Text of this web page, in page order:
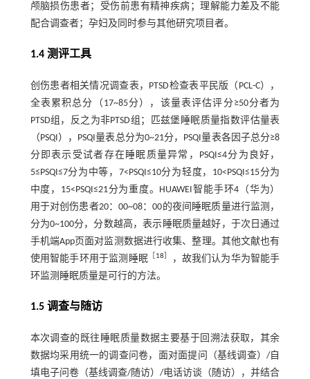
颅脑损伤患者；受伤前患有精神疾病；理解能力差及不能
配合调查者；孕妇及同时参与其他研究项目者。
1.4 测评工具
创伤患者相关情况调查表，PTSD检查表平民版（PCL-C），
全表累积总分（17~85分），该量表评估评分≥50分者为
PTSD组，反之为非PTSD组；匹兹堡睡眠质量指数评估量表
（PSQI），PSQI量表总分为0~21分，PSQI量表各因子总分≥8
分即表示受试者存在睡眠质量异常，PSQI≤4分为良好，
5≤PSQI≤7分为中等，7<PSQI≤10分为轻度，10<PSQI≤15分为
中度，15<PSQI≤21分为重度。HUAWEI智能手环4（华为）
用于对创伤患者20：00~08：00的夜间睡眠质量进行监测，
分为0~100分，分数越高，表示睡眠质量越好，于次日通过
手机端App页面对监测数据进行收集、整理。其他文献也有
使用智能手环用于监测睡眠
18
，故我们认为华为智能手
环监测睡眠质量是可行的方法。
1.5 调查与随访
本次调查的既往睡眠质量数据主要基于回溯法获取，其余
数据均采用统一的调查问卷，面对面提问（基线调查）/自
填电子问卷（基线调查/随访）/电话访谈（随访），并结合